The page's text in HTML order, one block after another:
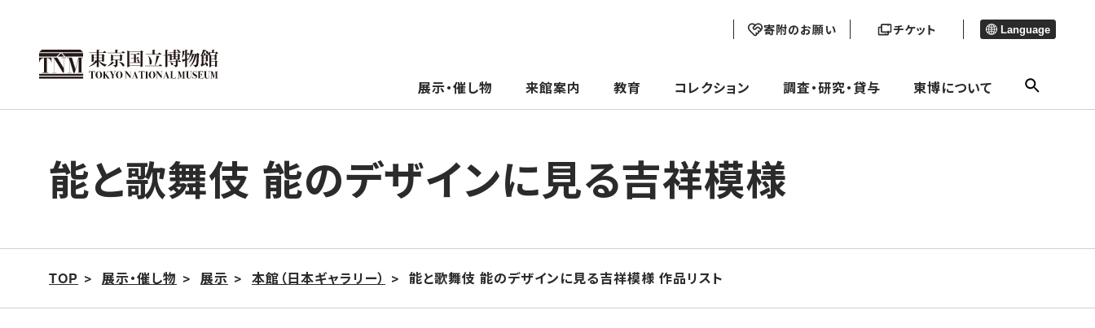
移
寄附のお願い チケット Language
展示・催し物 来館案内 教育 コレクション 調査・研究・貸与 東博について
能と歌舞伎 能のデザインに見る吉祥模様
TOP 展示・催し物 展示 本館（日本ギャラリー） 能と歌舞伎 能のデザインに見る吉祥模様 作品リスト